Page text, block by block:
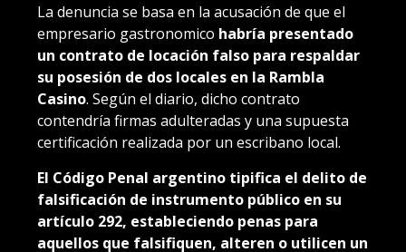
La denuncia se basa en la acusación de que el
empresario gastronomico habría presentado
un contrato de locación falso para respaldar
su posesión de dos locales en la Rambla
Casino. Según el diario, dicho contrato
contendría firmas adulteradas y una supuesta
certificación realizada por un escribano local.
El Código Penal argentino tipifica el delito de
falsificación de instrumento público en su
artículo 292, estableciendo penas para
aquellos que falsifiquen, alteren o utilicen un